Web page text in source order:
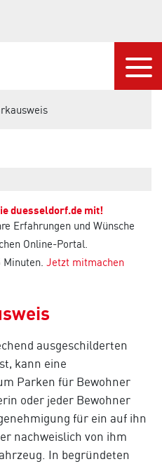
duesseldorf.de mit!
Erfahrungen und Wünsche
Online-Portal.
Minuten. Jetzt mitmachen
ausgeschilderten
kann eine
Parken für Bewohner
oder jeder Bewohner
für ein auf ihn
nachweislich von ihm
In begründeten